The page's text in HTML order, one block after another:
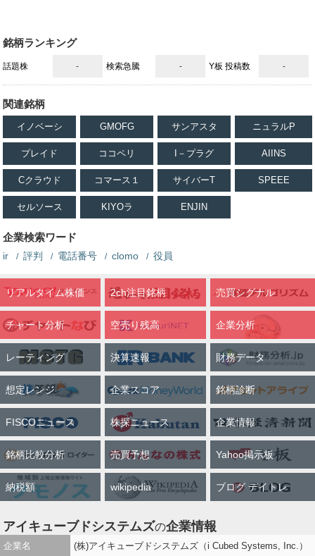
銘柄ランキング
話題株 - 検索急騰 - Y板 投稿数 -
関連銘柄
イノベーシ GMOFG サンアスタ ニュラルP
プレイド ココペリ I－プラグ AIINS
Cクラウド コマース１ サイバーT SPEEE
セルソース KIYOラ ENJIN
企業検索ワード
ir 評判 電話番号 clomo 役員
リアルタイム株価 2ch注目銘柄 売買シグナル
チャート分析 空売り残高 企業分析
レーティング 決算速報 財務データ
想定レンジ 企業スコア 銘柄診断
FISCOニュース 株探ニュース 企業情報
銘柄比較分析 売買予想 Yahoo掲示板
納税額 wikipedia ブログ デイトレ
アイキューブドシステムズの企業情報
企業名 (株)アイキューブドシステムズ（i Cubed Systems, Inc.）